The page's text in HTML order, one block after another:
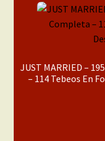
JUST MARRIED –
– 114 Tebeos En